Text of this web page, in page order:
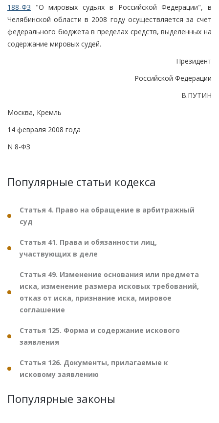
188-ФЗ "О мировых судьях в Российской Федерации", в
Челябинской области в 2008 году осуществляется за счет
федерального бюджета в пределах средств, выделенных на
содержание мировых судей.
Президент
Российской Федерации
В.ПУТИН
Москва, Кремль
14 февраля 2008 года
N 8-ФЗ
Популярные статьи кодекса
Статья 4. Право на обращение в арбитражный
суд
Статья 41. Права и обязанности лиц,
участвующих в деле
Статья 49. Изменение основания или предмета
иска, изменение размера исковых требований,
отказ от иска, признание иска, мировое
соглашение
Статья 125. Форма и содержание искового
заявления
Статья 126. Документы, прилагаемые к
исковому заявлению
Популярные законы